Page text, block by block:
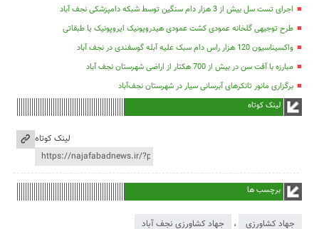
اجرای تست سل بیش از 3 هزار دام سنگین توسط شبکه دامپزشکی نجف آباد
طرح توجیهی گلخانه عمودی کشت عمودی هیدروپونیک ایروپونیک یا طبقاتی
واکسیناسیون 120 هزار راس دام سبک علیه آبله گوسفندی در نجف آباد
مبارزه با آفت سن در بیش از 700 هکتار از اراضی شهرستان نجف آباد
برگزاری مانور تانکرهای آبرسانی سیار در شهرستان نجف‌آباد
لینک کوتاه
لینک کوتاه
برچسب ها
جهاد کشاورزی ، جهاد کشاورزی نجف آباد